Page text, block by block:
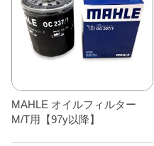
MAHLE オイルフィルター
M/T用【97y以降】